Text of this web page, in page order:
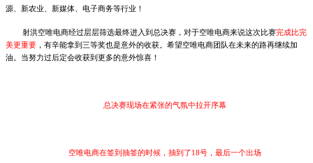
源、新农业、新媒体、电子商务等行业！
射洪空唯电商经过层层筛选最终进入到总决赛，对于空唯电商来说这次比赛完成比完
美更重要 ，有辛能拿到三等奖也是意外的收获。希望空唯电商团队在未来的路再继续加
油。当努力过后定会收获到更多的意外惊喜！
总决赛现场在紧张的气氛中拉开序幕
空唯电商在签到抽签的时候，抽到了18号，最后一个出场